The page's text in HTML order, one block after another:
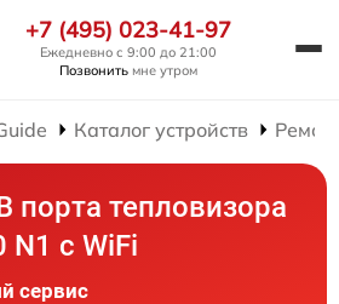
+7 (495) 023-41-97
Ежедневно с 9:00 до 21:00
Позвонить мне утром
Каталог устройств
порта тепловизора
N1 c WiFi
сервис